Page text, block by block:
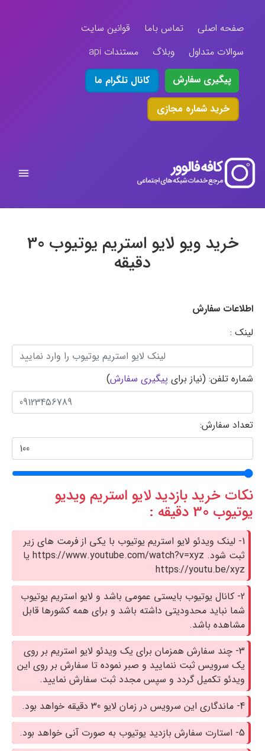
صفحه اصلی تماس باما
قوانین سایت
سوالات متداول
وبلاگ
مستندات api
پیگیری سفارش
کانال تلگرام ما
خرید شماره مجازی
خرید ویو لایو استریم یوتیوب 30
دقیقه
اطلاعات سفارش
لینک :
شماره تلفن: (نیاز برای پیگیری سفارش)
تعداد سفارش:
نکات خرید بازدید لایو استریم ویدیو
یوتیوب 30 دقیقه :
1- لینک ویدئو لایو استریم یوتیوب با یکی از فرمت های زیر
ثبت شود. https://www.youtube.com/watch?v=xyz یا
https://youtu.be/xyz
2- کانال یوتیوب بایستی عمومی باشد و لایو استریم یوتیوب
شما نباید محدودیتی داشته باشد و برای همه کشورها قابل
مشاهده باشد.
3- چند سفارش همزمان برای یک ویدئو لایو استریم بر روی
یک سرویس ثبت ننمایید و صبر نموده تا سفارش بر روی این
ویدئو تکمیل گردد و سپس مجدد ثبت سفارش نمایید.
4- ماندگاری این سرویس در زمان لایو 30 دقیقه خواهد بود.
5- استارت سفارش بازدید یوتیوب به صورت آنی خواهد بود.